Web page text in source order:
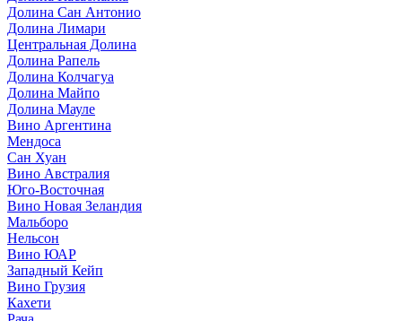
Долина Сан Антонио
Долина Лимари
Центральная Долина
Долина Рапель
Долина Колчагуа
Долина Майпо
Долина Мауле
Вино Аргентина
Мендоса
Сан Хуан
Вино Австралия
Юго-Восточная
Вино Новая Зеландия
Мальборо
Нельсон
Вино ЮАР
Западный Кейп
Вино Грузия
Кахети